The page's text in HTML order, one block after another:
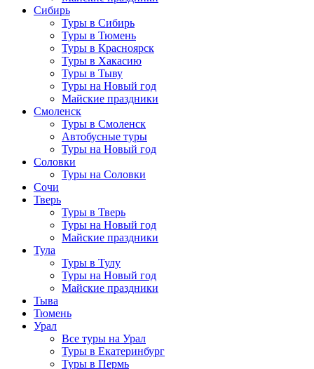
Сибирь
Туры в Сибирь
Туры в Тюмень
Туры в Красноярск
Туры в Хакасию
Туры в Тыву
Туры на Новый год
Майские праздники
Смоленск
Туры в Смоленск
Автобусные туры
Туры на Новый год
Соловки
Туры на Соловки
Сочи
Тверь
Туры в Тверь
Туры на Новый год
Майские праздники
Тула
Туры в Тулу
Туры на Новый год
Майские праздники
Тыва
Тюмень
Урал
Все туры на Урал
Туры в Екатеринбург
Туры в Пермь